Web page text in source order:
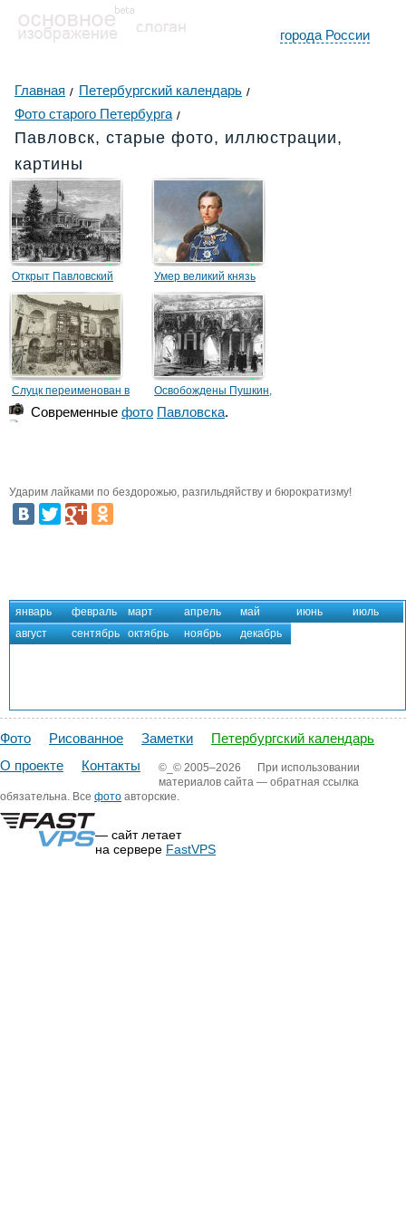
города России
Главная
Петербургский календарь
Фото старого Петербурга
Павловск, старые фото, иллюстрации,
картины
Открыт Павловский
музыкальный вокзал
Умер великий князь
Константин Николаевич
Романов
Слуцк переименован в
Павловск
Освобождены Пушкин,
Павловск
Современные фото Павловска.
Ударим лайками по бездорожью, разгильдяйству и бюрократизму!
январь февраль март апрель май июнь
июль
август
сентябрь октябрь ноябрь декабрь
Фото Рисованное Заметки
Петербургский календарь
О проекте
Контакты ©_© 2005–2026
При использовании
материалов сайта — обратная ссылка
обязательна. Все фото авторские.
— сайт летает
на сервере FastVPS